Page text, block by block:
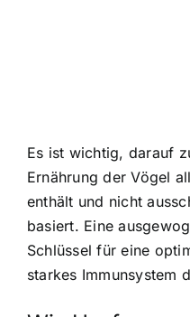
Es ist wichtig, darauf
Ernährung der Vögel
enthält und nicht
basiert. Eine
Schlüssel für eine
starkes Immunsystem